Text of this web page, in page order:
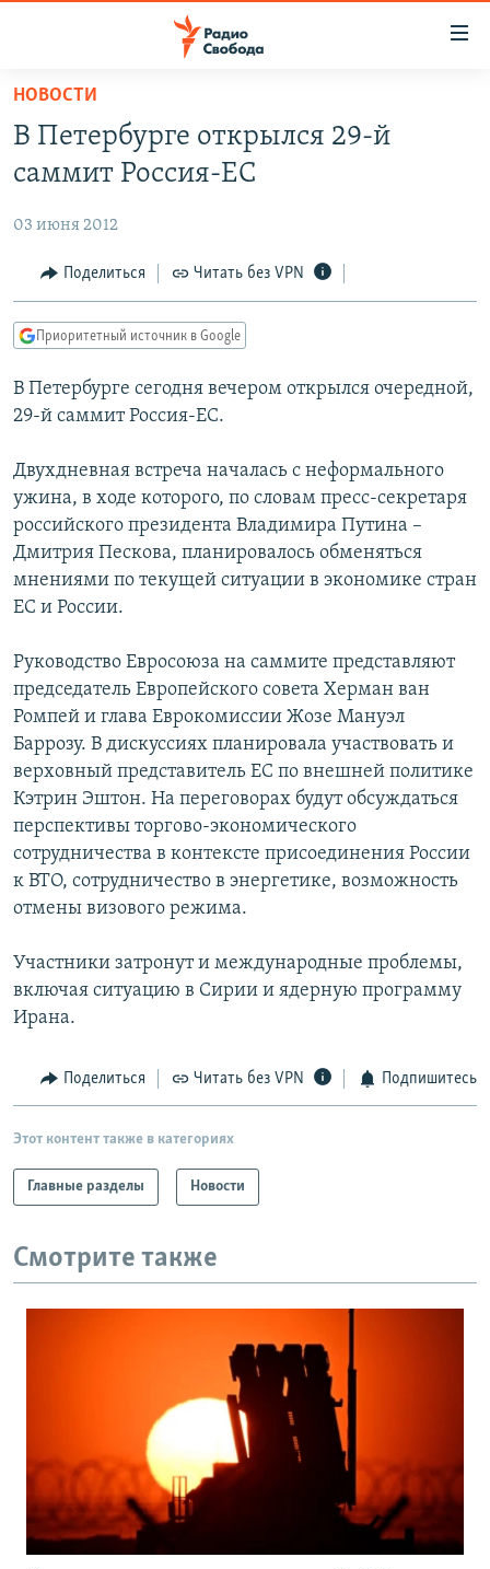
упрощенного
доступа
основному
Вернутся
главной
навигации
Вернутся
ПРОГРАММЫ
ПОДКАСТЫ
ЦИТАТЫ СВОБОДЫ
МНЕНИЯ
IDEL.РЕАЛИИ
КАВКАЗ.РЕАЛИИ
СИБИРЬ.РЕАЛИИ
РАСПИСАНИЕ ВЕЩАНИЯ
ПОДПИШИТЕСЬ НА РАССЫЛКУ
СОЦИАЛЬНЫЕ СЕТИ
Все сайты РСЕ/РС
НОВОСТИ
В Петербурге открылся 29-й
саммит Россия-ЕС
03 июня 2012
Поделиться Читать без VPN
Приоритетный источник в Google
В Петербурге сегодня вечером открылся очередной,
29-й саммит Россия-ЕС.
Двухдневная встреча началась с неформального
ужина, в ходе которого, по словам пресс-секретаря
российского президента Владимира Путина –
Дмитрия Пескова, планировалось обменяться
мнениями по текущей ситуации в экономике стран
ЕС и России.
Руководство Евросоюза на саммите представляют
председатель Европейского совета Херман ван
Ромпей и глава Еврокомиссии Жозе Мануэл
Баррозу. В дискуссиях планировала участвовать и
верховный представитель ЕС по внешней политике
Кэтрин Эштон. На переговорах будут обсуждаться
перспективы торгово-экономического
сотрудничества в контексте присоединения России
к ВТО, сотрудничество в энергетике, возможность
отмены визового режима.
Участники затронут и международные проблемы,
включая ситуацию в Сирии и ядерную программу
Ирана.
Поделиться Читать без VPN Подпишитесь
Этот контент также в категориях
Главные разделы Новости
Смотрите также